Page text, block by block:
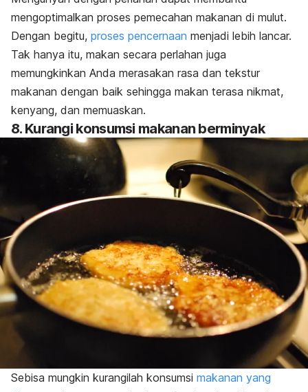
mengoptimalkan proses pemecahan makanan di mulut.
Dengan begitu, proses pencernaan menjadi lebih lancar.
Tak hanya itu, makan secara perlahan juga
memungkinkan Anda merasakan rasa dan tekstur
makanan dengan baik sehingga makan terasa nikmat,
kenyang, dan memuaskan.
8. Kurangi konsumsi makanan berminyak
Sebisa mungkin kurangilah konsumsi makanan yang